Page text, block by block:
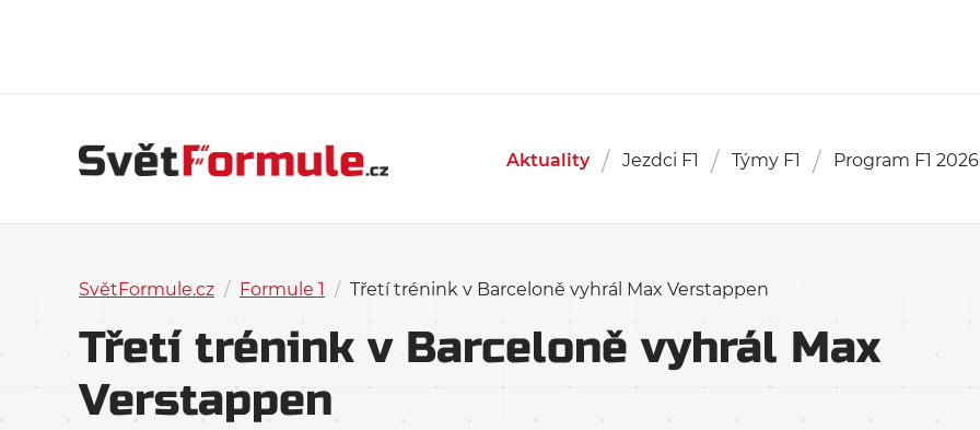
Aktuality Jezdci F1 Týmy F1 Program F1 2026
SvětFormule.cz / Formule 1 / Třetí trénink v Barceloně vyhrál Max Verstappen
Třetí trénink v Barceloně vyhrál Max
Verstappen